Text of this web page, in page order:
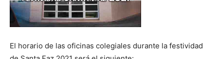
El horario de las oficinas colegiales durante la festividad